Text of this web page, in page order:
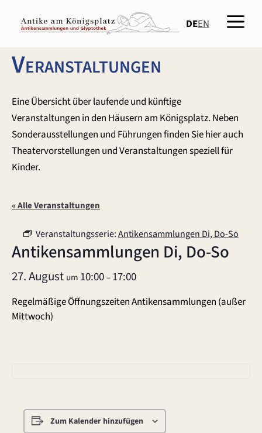
Inhalt
springen
DEEN
Veranstaltungen
Eine Übersicht über laufende und künftige
Veranstaltungen in den Häusern am Königsplatz. Neben
Sonderausstellungen und Führungen finden Sie hier auch
Theatervorstellungen und Veranstaltungen speziell für
Kinder.
« Alle Veranstaltungen
Veranstaltungsserie:Antikensammlungen Di, Do-So
Antikensammlungen Di, Do-So
27. August um 10:00–17:00
Regelmäßige Öffnungszeiten Antikensammlungen (außer
Mittwoch)
Zum Kalender hinzufügen